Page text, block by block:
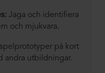
Jaga och identifiera
och mjukvara.
på kort
andra utbildningar.